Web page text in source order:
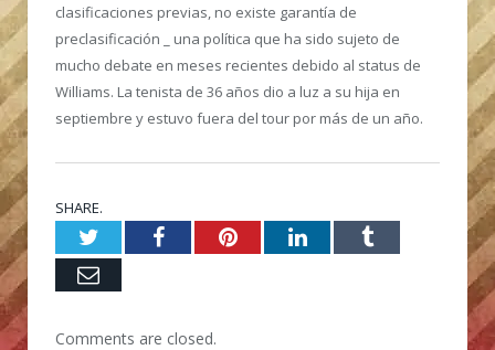
clasificaciones previas, no existe garantía de
preclasificación _ una política que ha sido sujeto de
mucho debate en meses recientes debido al status de
Williams. La tenista de 36 años dio a luz a su hija en
septiembre y estuvo fuera del tour por más de un año.
SHARE.
TwitterFacebookPinterestLinkedInTumblr
Email
Comments are closed.